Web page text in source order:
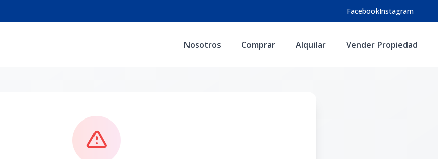
FacebookInstagram
Nosotros Comprar Alquilar Vender Propiedad